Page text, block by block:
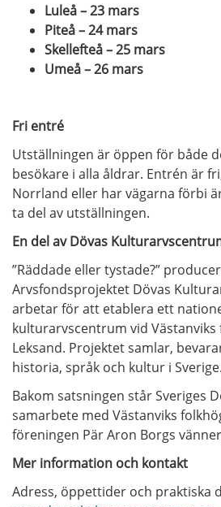
Luleå – 23 mars
Piteå – 24 mars
Skellefteå – 25 mars
Umeå – 26 mars
Fri entré
Utställningen är öppen för både
besökare i alla åldrar. Entrén är
Norrland eller har vägarna förbi
ta del av utställningen.
En del av Dövas
”Räddade eller tystade?”
Arvsfondsprojektet Dövas
arbetar för att etablera ett
kulturarvscentrum vid Västanviks
Leksand. Projektet samlar,
historia, språk och kultur i Sverige.
Bakom satsningen står Sveriges
samarbete med Västanviks
föreningen Pär Aron Borgs
Mer information och kontakt
Adress, öppettider och praktiska